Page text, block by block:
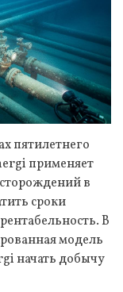
пятилетнего
применяет
в
сроки
В
модель
начать добычу